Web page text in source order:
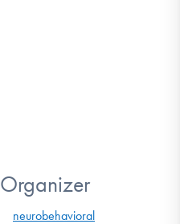
Organizer
neurobehavioral